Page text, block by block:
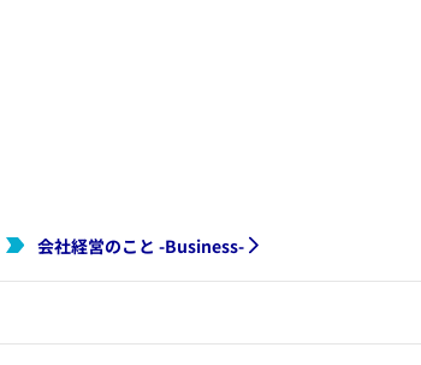
会社経営のこと -Business-